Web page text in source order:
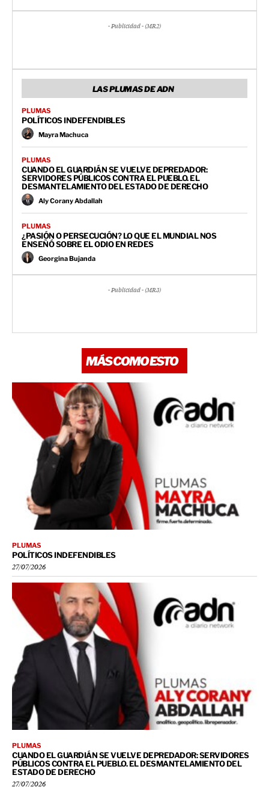
- Publicidad - (MR2)
LAS PLUMAS DE ADN
PLUMAS
POLÍTICOS INDEFENDIBLES
Mayra Machuca
PLUMAS
CUANDO EL GUARDIÁN SE VUELVE DEPREDADOR:
SERVIDORES PÚBLICOS CONTRA EL PUEBLO. EL
DESMANTELAMIENTO DEL ESTADO DE DERECHO
Aly Corany Abdallah
PLUMAS
¿PASIÓN O PERSECUCIÓN? LO QUE EL MUNDIAL NOS
ENSEÑÓ SOBRE EL ODIO EN REDES
Georgina Bujanda
- Publicidad - (MR3)
MÁS COMO ESTO
PLUMAS
POLÍTICOS INDEFENDIBLES
27/07/2026
PLUMAS
CUANDO EL GUARDIÁN SE VUELVE DEPREDADOR: SERVIDORES
PÚBLICOS CONTRA EL PUEBLO. EL DESMANTELAMIENTO DEL
ESTADO DE DERECHO
27/07/2026